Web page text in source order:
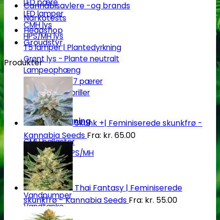
LED lamper
CMH lys
HPS/MH lys
T5 lamper | Plantedyrkning
Grønt lys - Plante neutralt
Lampeophæng
Splittere til E27 pærer
Beskyttelsesbriller
Strømforsygning
CMH ballaster
Ballaster til HPS/MH
Vanding
Vandpumper
Vandtanke
Cannabisavlere -og brands
Narkotests
Headshop
Groudstyr
Produkter
Skunk +| Feminiserede skunkfrø -
Kannabia Seeds Fra: kr. 65.00
Thai Fantasy | Feminiserede
skunkfrø - Kannabia Seeds Fra: kr. 55.00